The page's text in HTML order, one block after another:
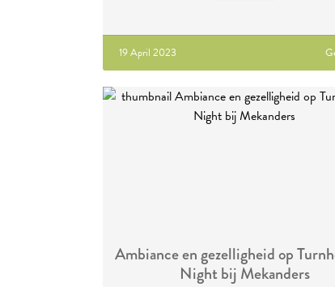
19 April 2023
Ambiance en gezelligheid op
Night bij Mekanders